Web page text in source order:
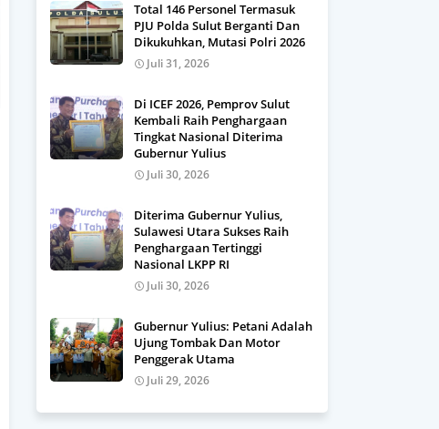
Total 146 Personel Termasuk
PJU Polda Sulut Berganti Dan
Dikukuhkan, Mutasi Polri 2026
Juli 31, 2026
Di ICEF 2026, Pemprov Sulut
Kembali Raih Penghargaan
Tingkat Nasional Diterima
Gubernur Yulius
Juli 30, 2026
Diterima Gubernur Yulius,
Sulawesi Utara Sukses Raih
Penghargaan Tertinggi
Nasional LKPP RI
Juli 30, 2026
Gubernur Yulius: Petani Adalah
Ujung Tombak Dan Motor
Penggerak Utama
Juli 29, 2026